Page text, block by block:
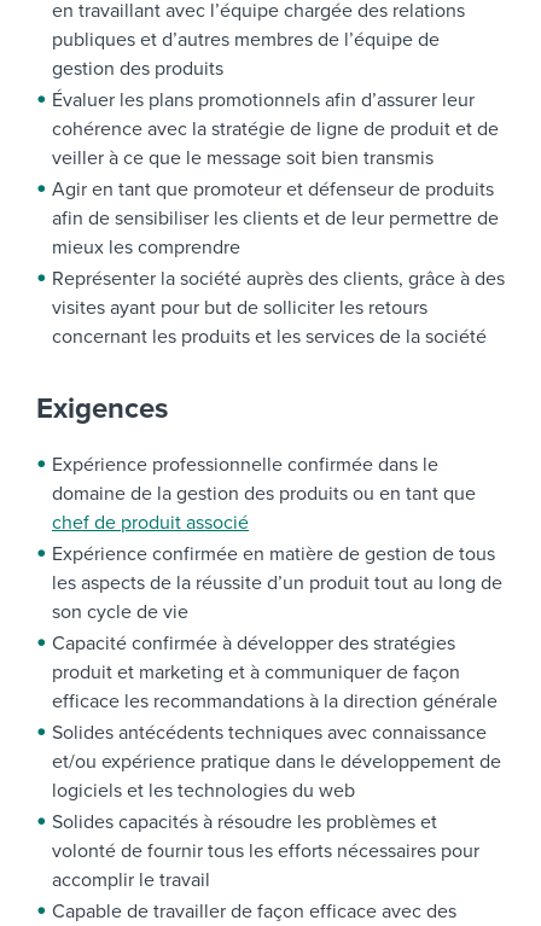
en travaillant avec l’équipe chargée des relations
publiques et d’autres membres de l’équipe de
gestion des produits
Évaluer les plans promotionnels afin d’assurer leur
cohérence avec la stratégie de ligne de produit et de
veiller à ce que le message soit bien transmis
Agir en tant que promoteur et défenseur de produits
afin de sensibiliser les clients et de leur permettre de
mieux les comprendre
Représenter la société auprès des clients, grâce à des
visites ayant pour but de solliciter les retours
concernant les produits et les services de la société
Exigences
Expérience professionnelle confirmée dans le
domaine de la gestion des produits ou en tant que
chef de produit associé
Expérience confirmée en matière de gestion de tous
les aspects de la réussite d’un produit tout au long de
son cycle de vie
Capacité confirmée à développer des stratégies
produit et marketing et à communiquer de façon
efficace les recommandations à la direction générale
Solides antécédents techniques avec connaissance
et/ou expérience pratique dans le développement de
logiciels et les technologies du web
Solides capacités à résoudre les problèmes et
volonté de fournir tous les efforts nécessaires pour
accomplir le travail
Capable de travailler de façon efficace avec des